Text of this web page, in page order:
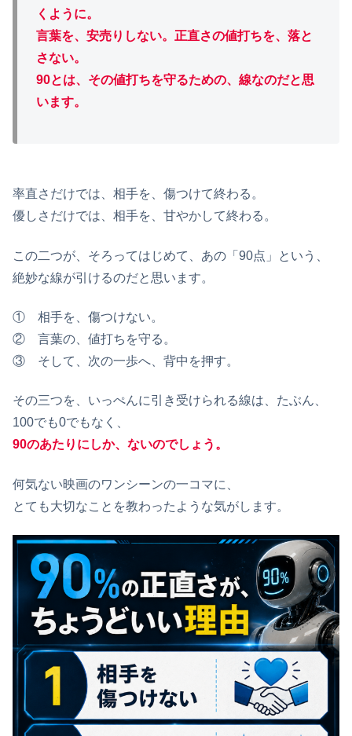
くように。
言葉を、安売りしない。正直さの値打ちを、落と
さない。
90とは、その値打ちを守るための、線なのだと思
います。
率直さだけでは、相手を、傷つけて終わる。
優しさだけでは、相手を、甘やかして終わる。
この二つが、そろってはじめて、あの「90点」という、
絶妙な線が引けるのだと思います。
① 相手を、傷つけない。
② 言葉の、値打ちを守る。
③ そして、次の一歩へ、背中を押す。
その三つを、いっぺんに引き受けられる線は、たぶん、
100でも0でもなく、
90のあたりにしか、ないのでしょう。
何気ない映画のワンシーンの一コマに、
とても大切なことを教わったような気がします。